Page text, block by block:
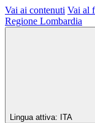
Vai ai contenuti Vai al
Regione Lombardia
Lingua attiva: ITA